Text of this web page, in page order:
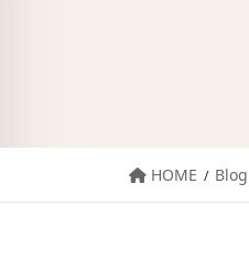
HOME Blog